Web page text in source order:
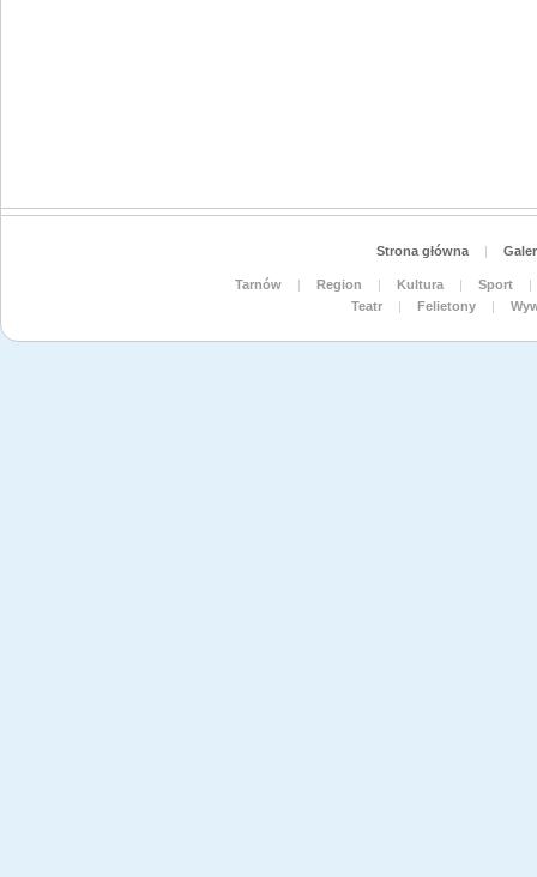
Strona główna |
Tarnów | Region | Kultura | Sport
|
Teatr
| Felietony |